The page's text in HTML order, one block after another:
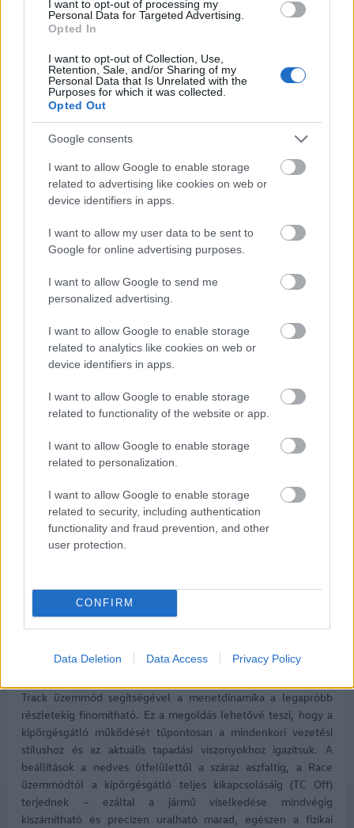
I want to opt-out of processing my
Personal Data for Targeted Advertising.
Opted In
I want to opt-out of Collection, Use,
Retention, Sale, and/or Sharing of my
Personal Data that Is Unrelated with the
Purposes for which it was collected.
Opted Out
Google consents
I want to allow Google to enable storage
related to advertising like cookies on web or
device identifiers in apps.
I want to allow my user data to be sent to
Google for online advertising purposes.
I want to allow Google to send me
personalized advertising.
I want to allow Google to enable storage
related to analytics like cookies on web or
device identifiers in apps.
I want to allow Google to enable storage
related to functionality of the website or app.
I want to allow Google to enable storage
related to personalization.
I want to allow Google to enable storage
related to security, including authentication
functionality and fraud prevention, and other
user protection.
CONFIRM
Data Deletion Data Access Privacy Policy
csökkenti a kerekek kipörgését. Az aerodinamikai rendszer a
mindenkori menethelyzethez igazítja a leszorítóerőt.
Az első tengelyen elhelyezett villanymotorok a prediktív
menetdinamikai rendszer kulcselemei: a változó
nyomatékszabályozás révén egyszerre garantálnak agilis
kanyarvételt és rendíthetetlen stabilitást nagy sebességnél is.
A kormánykeréken elhelyezett forgókapcsolókkal a vezető
választható üzemmód eltérő módon hangolja össze a
hajtásláncot, a menetdinamikát és a hatékonyságot, mindig az
- az E-Hybrid lehetővé teszi a teljesen elektromos közlekedést
városi és rövid távú használat esetén.
- A Balanced a kényelmet, a hatékonyságot és a teljesítményt
ötvözi.
fokozza az agilitást, valamint a precizitást.
- A Dynamic+ a hajtásláncot teljes mértékben az érzelmekre
Track üzemmód segítségével a menetdinamika a legapróbb
részletekig finomítható. Ez a megoldás lehetővé teszi, hogy a
kipörgésgátló működését tűpontosan a mindenkori vezetési
stílushoz és az aktuális tapadási viszonyokhoz igazítsuk. A
beállítások a nedves útfelülettől a száraz aszfaltig, a Race
üzemmódtól a kipörgésgátló teljes kikapcsolásáig (TC Off)
terjednek – ezáltal a jármű viselkedése mindvégig
kiszámítható és precízen uralható marad, egészen a fizikai